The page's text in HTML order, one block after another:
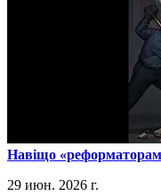
​Навіщо
29 июн. 2026 г.